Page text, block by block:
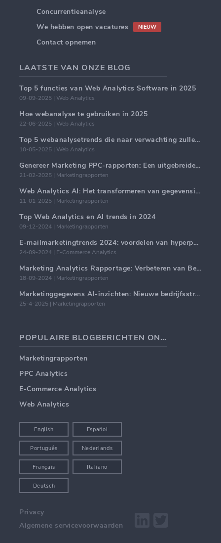
Concurrentieanalyse
We hebben open vacatures
NIEUW
Contact opnemen
LAATSTE VAN ONZE BLOG
Top 5 functies van Web Analytics Software in 2025
09-09-2025 | Web Analytics
Hoe webanalyse te gebruiken in 2025
22-06-2025 | Web Analytics
Top 5 webanalysetrends die naar verwachting zullen domineren in 2025
10-05-2025 | Web Analytics
Genereer Marketing PPC-rapporten: Een uitgebreide handleiding
21-02-2025 | Marketingrapporten
Web Analytics AI: Het transformeren van gegevensinzichten met precisie
11-01-2025 | Marketingrapporten
Top Web Analytics en AI trends in 2024
09-12-2024 | Marketingrapporten
E-mailmarketingtrends 2024: voordelen van hyperpersonalisatie
24-09-2024 | E-Commerce Analytics
Marketing Analytics Rapportage: Verbeteren van Bedrijfsinzichten
18-09-2024 | Marketingrapporten
Marketinggegevens AI-inzichten: Nieuwe bedrijfsstrategieën voor 2024
25-4-2025 | Marketingrapporten
POPULAIRE BLOGBERICHTEN ONDERWERPEN
Marketingrapporten
PPC Analytics
E-Commerce Analytics
Web Analytics
English Español
Português Nederlands
Français Italiano
Deutsch
Privacy
Algemene servicevoorwaarden